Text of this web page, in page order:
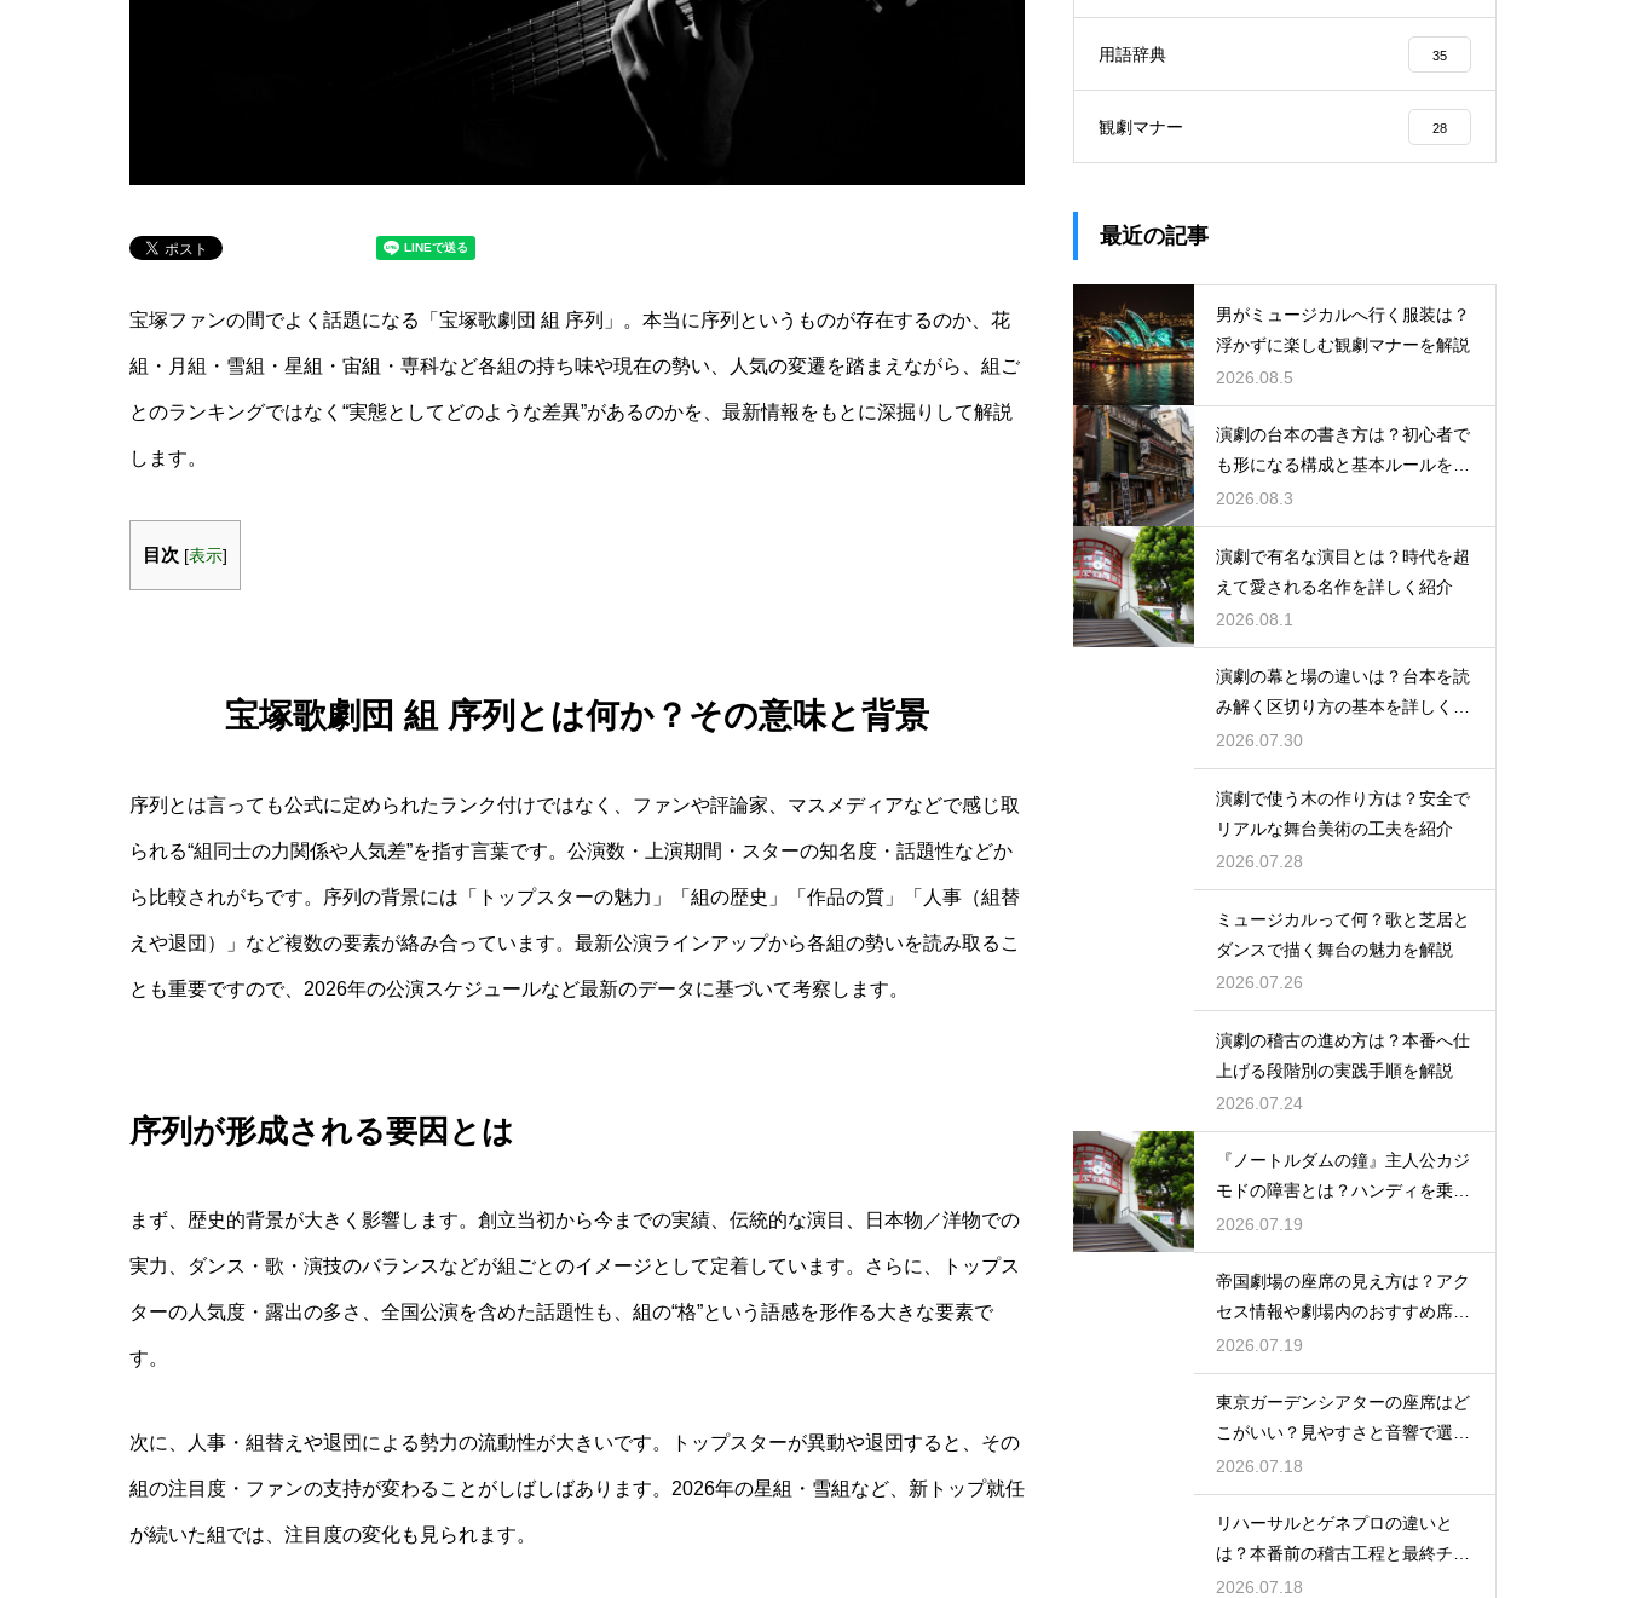
宝塚ファンの間でよく話題になる「宝塚歌劇団 組 序列」。本当に序列というものが存在するのか、花
組・月組・雪組・星組・宙組・専科など各組の持ち味や現在の勢い、人気の変遷を踏まえながら、組ご
とのランキングではなく“実態としてどのような差異”があるのかを、最新情報をもとに深掘りして解説
します。
目次 [表示]
宝塚歌劇団 組 序列とは何か？その意味と背景
序列とは言っても公式に定められたランク付けではなく、ファンや評論家、マスメディアなどで感じ取
られる“組同士の力関係や人気差”を指す言葉です。公演数・上演期間・スターの知名度・話題性などか
ら比較されがちです。序列の背景には「トップスターの魅力」「組の歴史」「作品の質」「人事（組替
えや退団）」など複数の要素が絡み合っています。最新公演ラインアップから各組の勢いを読み取るこ
とも重要ですので、2026年の公演スケジュールなど最新のデータに基づいて考察します。
序列が形成される要因とは
まず、歴史的背景が大きく影響します。創立当初から今までの実績、伝統的な演目、日本物／洋物での
実力、ダンス・歌・演技のバランスなどが組ごとのイメージとして定着しています。さらに、トップス
ターの人気度・露出の多さ、全国公演を含めた話題性も、組の“格”という語感を形作る大きな要素で
す。
次に、人事・組替えや退団による勢力の流動性が大きいです。トップスターが異動や退団すると、その
組の注目度・ファンの支持が変わることがしばしばあります。2026年の星組・雪組など、新トップ就任
が続いた組では、注目度の変化も見られます。
用語辞典 35
観劇マナー 28
最近の記事
男がミュージカルへ行く服装は？
浮かずに楽しむ観劇マナーを解説
2026.08.5
演劇の台本の書き方は？初心者で
も形になる構成と基本ルールを解
説
2026.08.3
演劇で有名な演目とは？時代を超
えて愛される名作を詳しく紹介
2026.08.1
演劇の幕と場の違いは？台本を読
み解く区切り方の基本を詳しく解
説
2026.07.30
演劇で使う木の作り方は？安全で
リアルな舞台美術の工夫を紹介
2026.07.28
ミュージカルって何？歌と芝居と
ダンスで描く舞台の魅力を解説
2026.07.26
演劇の稽古の進め方は？本番へ仕
上げる段階別の実践手順を解説
2026.07.24
『ノートルダムの鐘』主人公カジ
モドの障害とは？ハンディを乗り
越える姿に感動
2026.07.19
帝国劇場の座席の見え方は？アク
セス情報や劇場内のおすすめ席を
徹底ガイド
2026.07.19
東京ガーデンシアターの座席はど
こがいい？見やすさと音響で選ぶ
おすすめのポジション
2026.07.18
リハーサルとゲネプロの違いと
は？本番前の稽古工程と最終チェ
ックの意味を解説
2026.07.18